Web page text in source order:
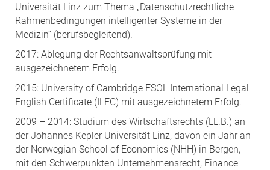
Universität Linz zum Thema „Datenschutzrechtliche
Rahmenbedingungen intelligenter Systeme in der
Medizin“ (berufsbegleitend).
2017: Ablegung der Rechtsanwaltsprüfung mit
ausgezeichnetem Erfolg.
2015: University of Cambridge ESOL International Legal
English Certificate (ILEC) mit ausgezeichnetem Erfolg.
2009 – 2014: Studium des Wirtschaftsrechts (LL.B.) an
der Johannes Kepler Universität Linz, davon ein Jahr an
der Norwegian School of Economics (NHH) in Bergen,
mit den Schwerpunkten Unternehmensrecht, Finance